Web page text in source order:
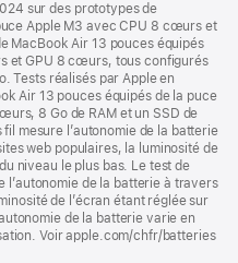
sur des prototypes de
Apple M3 avec CPU 8 cœurs et
MacBook Air 13 pouces équipés
et GPU 8 cœurs, tous configurés
Tests réalisés par Apple en
Air 13 pouces équipés de la puce
8 Go de RAM et un SSD de
mesure l’autonomie de la batterie
web populaires, la luminosité de
niveau le plus bas. Le test de
l’autonomie de la batterie à travers
de l’écran étant réglée sur
de la batterie varie en
Voir apple.com/chfr/batteries